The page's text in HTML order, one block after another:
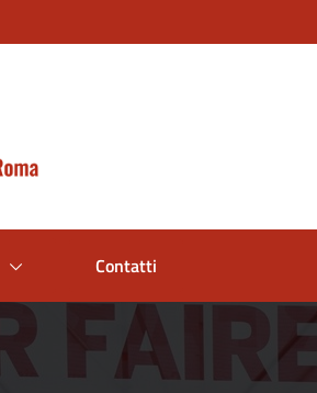
Contatti